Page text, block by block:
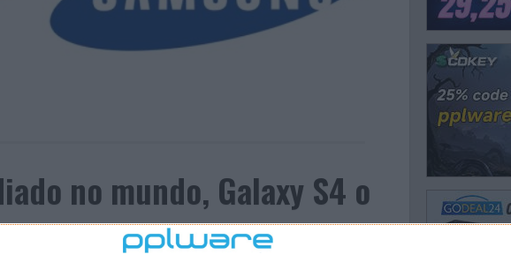
no mundo, Galaxy S4 o